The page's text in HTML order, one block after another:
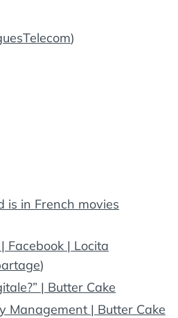
)
is in French movies
Facebook | Locita
)
| Butter Cake
Management | Butter Cake